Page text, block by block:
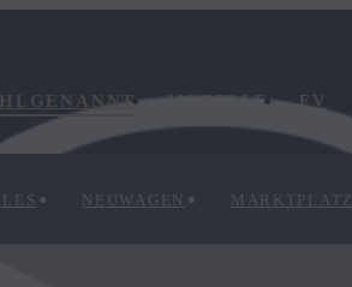
MODELLE EV
NEUWAGEN MARKTPLATZ